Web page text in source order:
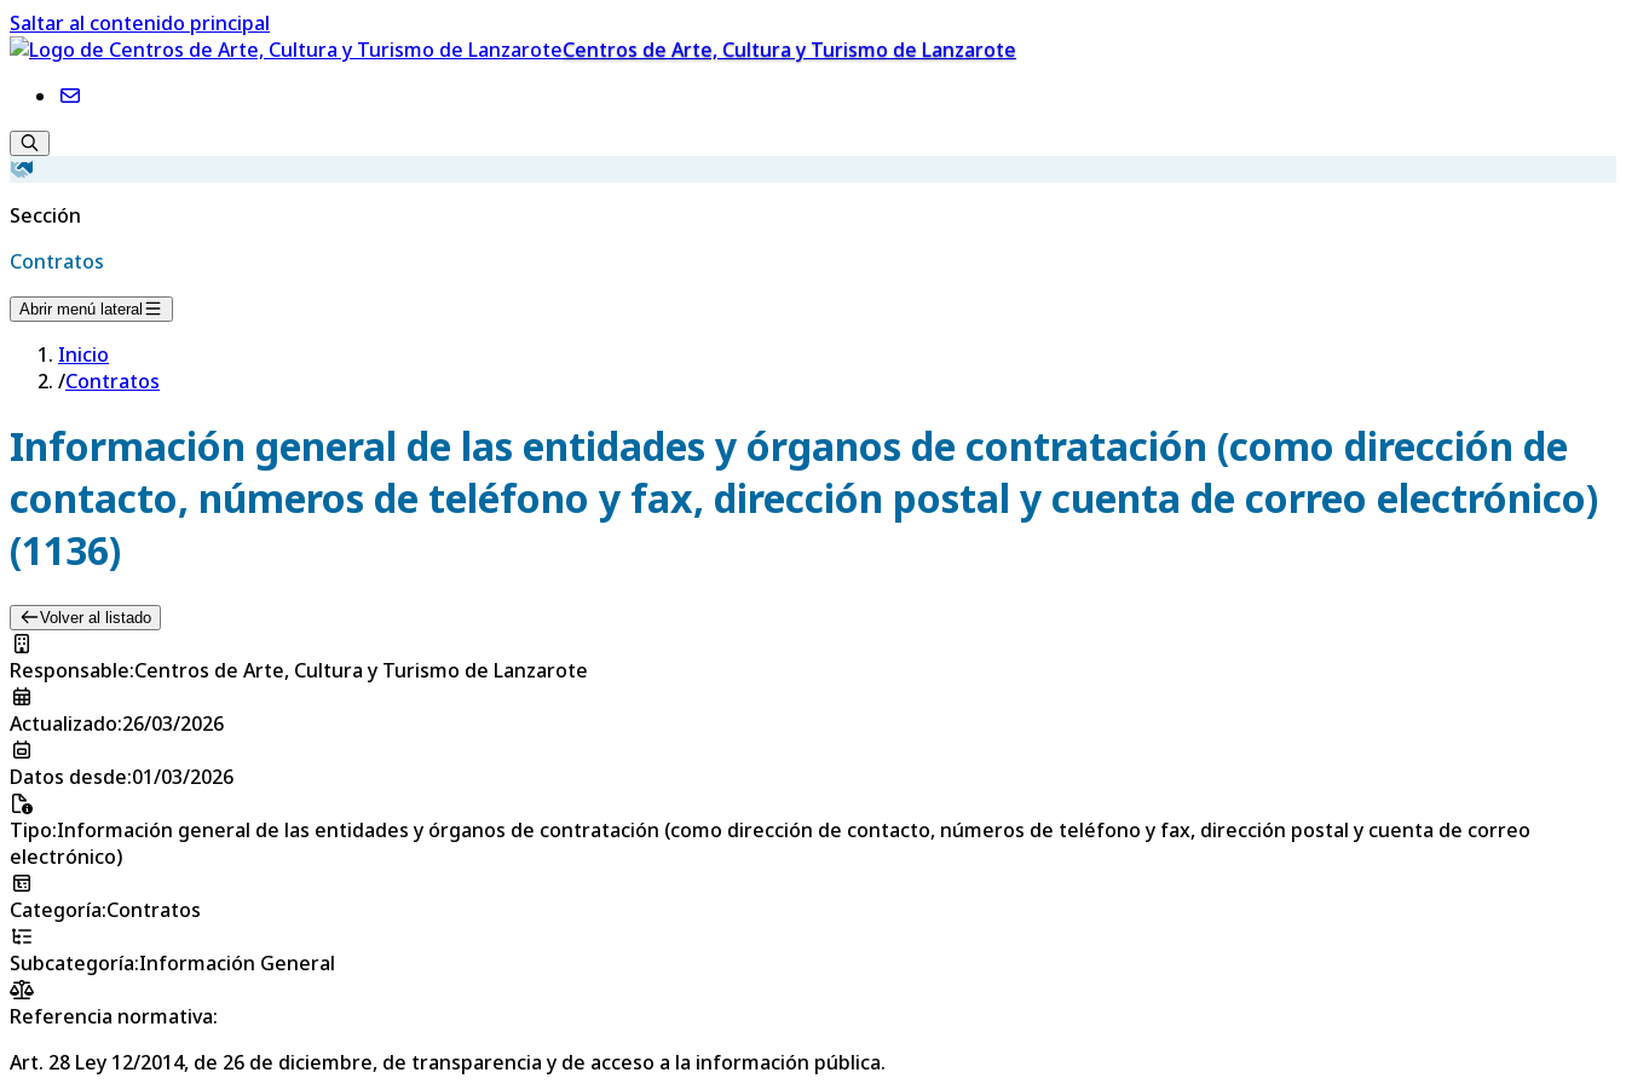
Saltar al contenido principal
Centros de Arte, Cultura y Turismo de Lanzarote
Sección
Contratos
Abrir menú lateral
Inicio
/Contratos
Información general de las entidades y órganos de contratación (como dirección de
contacto, números de teléfono y fax, dirección postal y cuenta de correo electrónico)
(1136)
Volver al listado
Responsable:Centros de Arte, Cultura y Turismo de Lanzarote
Actualizado:26/03/2026
Datos desde:01/03/2026
Tipo:Información general de las entidades y órganos de contratación (como dirección de contacto, números de teléfono y fax, dirección postal y cuenta de correo
electrónico)
Categoría:Contratos
Subcategoría:Información General
Referencia normativa:
Art. 28 Ley 12/2014, de 26 de diciembre, de transparencia y de acceso a la información pública.